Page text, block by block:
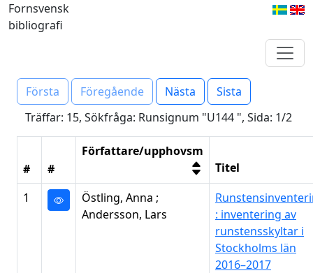
Fornsvensk
bibliografi
Första Föregående Nästa
Sista
Träffar: 15, Sökfråga: Runsignum "U144 ", Sida: 1/2
# #
Författare/upphovsm
Titel
1
Östling, Anna ;
Andersson, Lars
: inventering av
runstensskyltar i
Stockholms län
2016–2017